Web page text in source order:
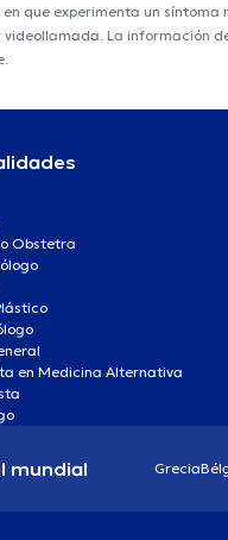
que experimenta un
La información
Obstetra
en Medicina Alternativa
mundial Grecia